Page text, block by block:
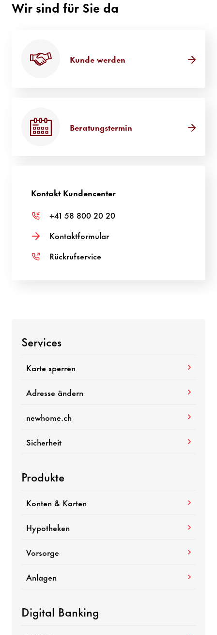
Wir sind für Sie da
Kunde werden
Beratungstermin
Kontakt Kundencenter
+41 58 800 20 20
Kontaktformular
Rückrufservice
Services
Karte sperren
Adresse ändern
newhome.ch
Sicherheit
Produkte
Konten & Karten
Hypotheken
Vorsorge
Anlagen
Digital Banking